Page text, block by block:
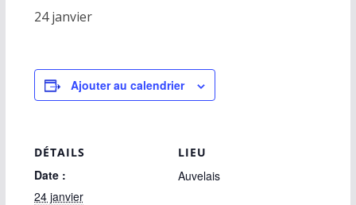
24 janvier
Ajouter au calendrier
DÉTAILS
Date :
24 janvier
LIEU
Auvelais